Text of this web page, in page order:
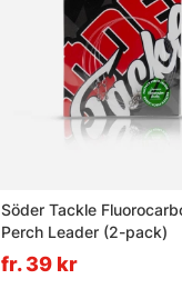
Söder Tackle
Perch Leader (2-pack)
fr. 39 kr